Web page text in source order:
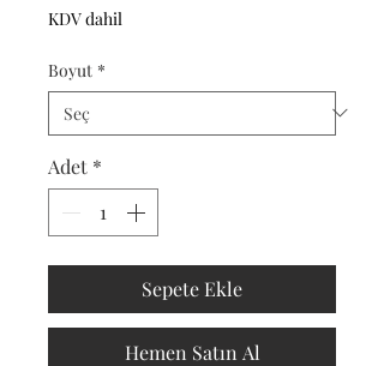
KDV dahil
Boyut *
Adet *
Sepete Ekle
Hemen Satın Al